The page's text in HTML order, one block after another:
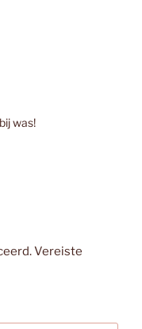
was!
Vereiste